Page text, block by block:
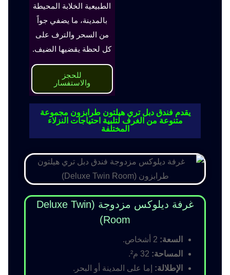
الطبيعية الخلابة المحيطة
بالمدينة، ما يضفي جواً
من السحر والترف على
كل لحظة يقضيها الضيف.
للحجز
والاستفسار
يقدم فندق دبل تري هيلتون طرابزون مجموعة
متنوعة من الغرف لتلبية احتياجات النزلاء
المختلفة
غرفة ديلوكس مزدوجة (Deluxe Twin
Room)
السعة:
المساحة:
الإطلالة: إما على المدينة أو البحر.